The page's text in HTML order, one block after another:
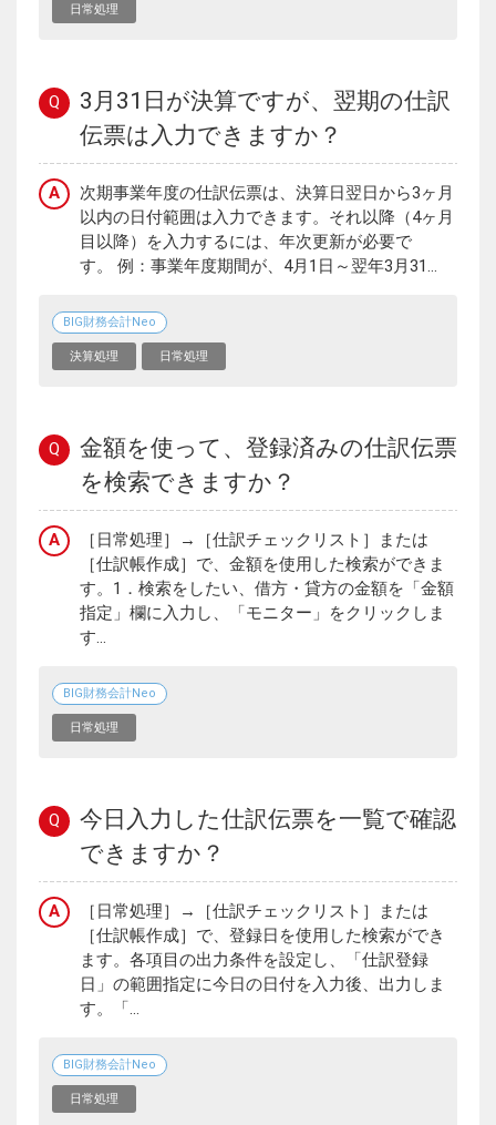
日常処理
Q
3月31日が決算ですが、翌期の仕訳
伝票は入力できますか？
A
次期事業年度の仕訳伝票は、決算日翌日から3ヶ月
以内の日付範囲は入力できます。それ以降（4ヶ月
目以降）を入力するには、年次更新が必要で
す。 例：事業年度期間が、4月1日～翌年3月31...
BIG財務会計Neo
決算処理 日常処理
Q
金額を使って、登録済みの仕訳伝票
を検索できますか？
A
［日常処理］→［仕訳チェックリスト］または
［仕訳帳作成］で、金額を使用した検索ができま
す。1．検索をしたい、借方・貸方の金額を「金額
指定」欄に入力し、「モニター」をクリックしま
す...
BIG財務会計Neo
日常処理
Q
今日入力した仕訳伝票を一覧で確認
できますか？
A
［日常処理］→［仕訳チェックリスト］または
［仕訳帳作成］で、登録日を使用した検索ができ
ます。各項目の出力条件を設定し、「仕訳登録
日」の範囲指定に今日の日付を入力後、出力しま
す。「...
BIG財務会計Neo
日常処理